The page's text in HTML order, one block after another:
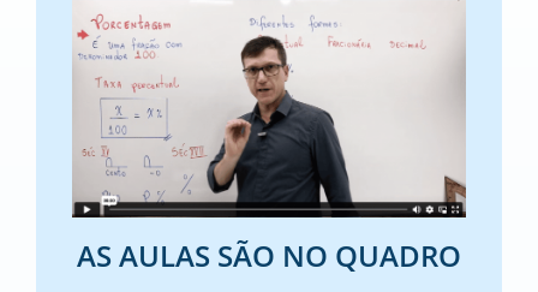
AS AULAS SÃO NO QUADRO